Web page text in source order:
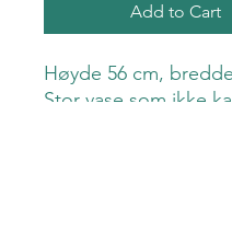
Add to Cart
Høyde 56 cm,
Stor vase som ikke